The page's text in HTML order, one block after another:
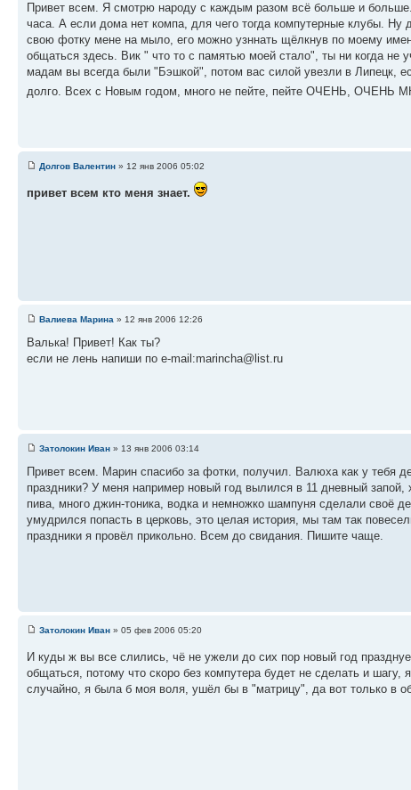
Привет всем. Я смотрю народу с каждым разом всё больше и
часа. А если дома нет компа, для чего тогда компутерные клубы.
свою фотку мене на мыло, его можно узннать щёлкнув по моему
общаться здесь. Вик " что то с памятью моей стало", ты ни когда не
мадам вы всегда были "Бэшкой", потом вас силой увезли в Липецк,
долго. Всех с Новым годом, много не пейте, пейте ОЧЕНЬ,
Долгов Валентин » 12 янв 2006 05:02
привет всем кто меня знает.
Валиева Марина » 12 янв 2006 12:26
Валька! Привет! Как ты?
если не лень напиши по e-mail:marincha@list.ru
Затолокин Иван » 13 янв 2006 03:14
Привет всем. Марин спасибо за фотки, получил. Валюха как у
праздники? У меня например новый год вылился в 11 дневный
пива, много джин-тоника, водка и немножко шампуня сделали своё
умудрился попасть в церковь, это целая история, мы там так
праздники я провёл прикольно. Всем до свидания. Пишите чаще.
Затолокин Иван » 05 фев 2006 05:20
И куды ж вы все слились, чё не ужели до сих пор новый год
общаться, потому что скоро без компутера будет не сделать и
случайно, я была б моя воля, ушёл бы в "матрицу", да вот только в